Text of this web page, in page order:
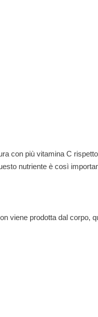
con più vitamina C
nutriente è così
viene prodotta dal corpo,